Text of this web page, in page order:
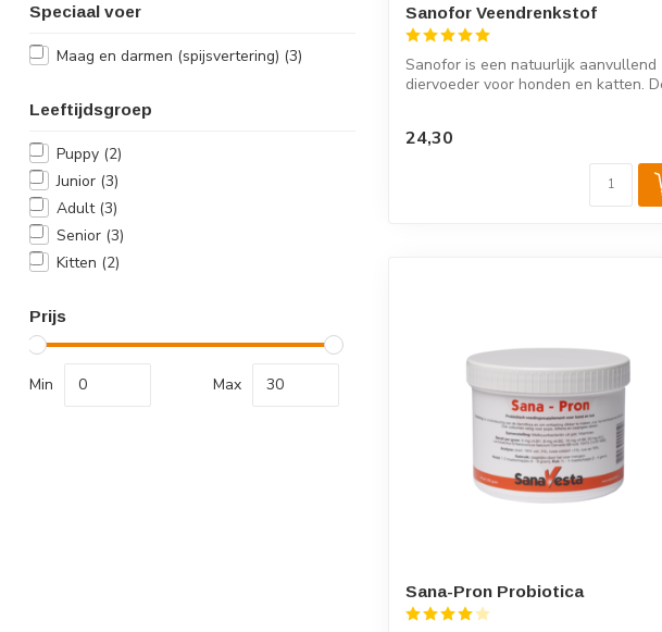
Speciaal voer
Maag en darmen (spijsvertering) (3)
Leeftijdsgroep
Puppy (2)
Junior (3)
Adult (3)
Senior (3)
Kitten (2)
Prijs
Min Max
Sanofor Veendrenkstof
Sanofor is een natuurlijk aanvullend
diervoeder voor honden en katten.
24,30
Sana-Pron Probiotica